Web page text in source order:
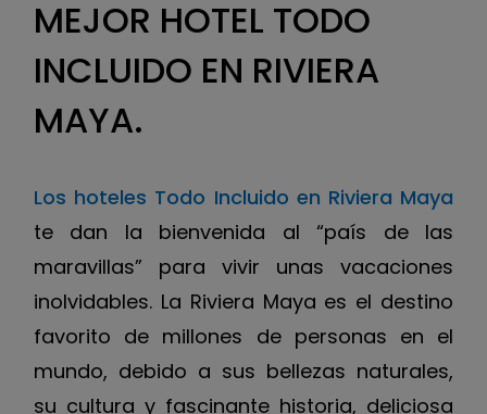
MEJOR HOTEL TODO
INCLUIDO EN RIVIERA
MAYA.
Los hoteles Todo Incluido en Riviera Maya
te dan la bienvenida al “país de las
maravillas” para vivir unas vacaciones
inolvidables. La Riviera Maya es el destino
favorito de millones de personas en el
mundo, debido a sus bellezas naturales,
su cultura y fascinante historia, deliciosa